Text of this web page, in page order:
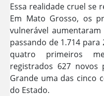
Essa realidade cruel se
Em Mato Grosso, os
vulnerável
passando de 1.714 para
quatro primeiros
registrados 627 novos
Grande uma das cinco
do Estado.